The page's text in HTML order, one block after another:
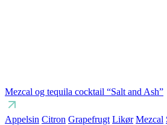
Mezcal og tequila cocktail “Salt and Ash”
Appelsin Citron Grapefrugt Likør Mezcal